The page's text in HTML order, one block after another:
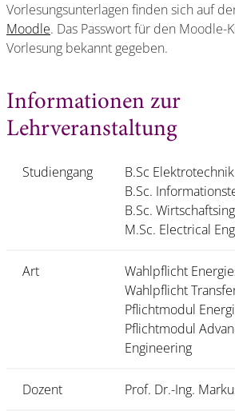
Vorlesungsunterlagen finden sich auf
Moodle. Das Passwort für den Moodle-
Vorlesung bekannt gegeben.
Informationen zur
Lehrveranstaltung
Studiengang
B.Sc Elektrotechnik
B.Sc.
B.Sc.
M.Sc. Electrical
Art
Wahlpflicht
Wahlpflicht
Pflichtmodul
Pflichtmodul
Engineering
Dozent Prof. Dr.-Ing.